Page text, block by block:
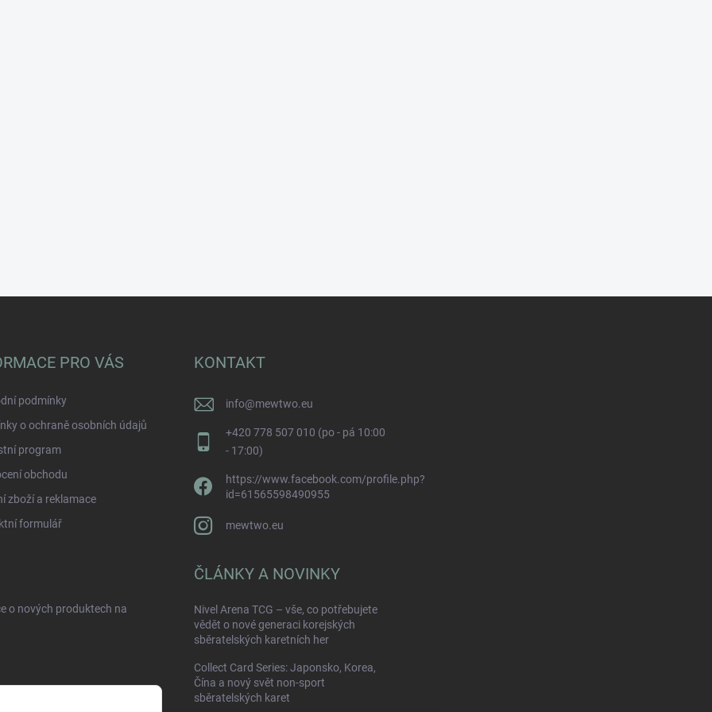
PRO VÁS
podmínky
o ochraně osobních údajů
program
obchodu
zboží a reklamace
formulář
KONTAKT
info@mewtwo.eu
+420 778 507 010 (po - pá 10:00
- 17:00)
https://www.facebook.com/profile.php?
id=61565598490955
mewtwo.eu
o nových produktech na
ČLÁNKY A NOVINKY
Nivel Arena TCG – vše, co potřebujete
vědět o nové generaci korejských
sběratelských karetních her
Collect Card Series: Japonsko, Korea,
Čína a nový svět non-sport
sběratelských karet